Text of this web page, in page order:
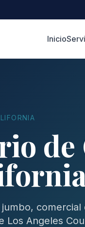
Inicio
de
comercial
Angeles